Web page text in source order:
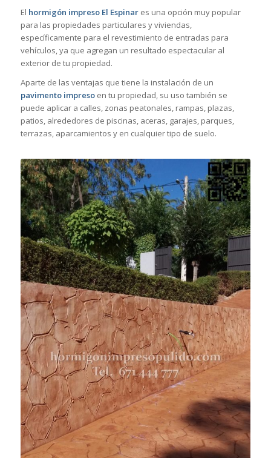
El hormigón impreso El Espinares una opción muy popular
para las propiedades particulares y viviendas,
específicamente para el revestimiento de entradas para
vehículos, ya que agregan un resultado espectacular al
exterior de tu propiedad.
Aparte de las ventajas que tiene la instalación de un
pavimento impresoen tu propiedad, su uso también se
puede aplicar a calles, zonas peatonales, rampas, plazas,
patios, alrededores de piscinas, aceras, garajes, parques,
terrazas, aparcamientos y en cualquier tipo de suelo.